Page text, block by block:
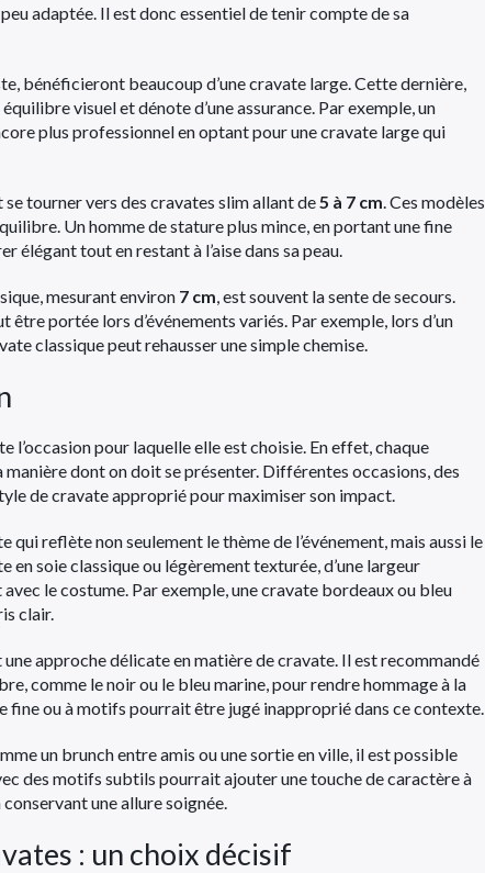
adaptée. Il est donc essentiel de tenir compte de sa
bénéficieront beaucoup d’une cravate large. Cette dernière,
visuel et dénote d’une assurance. Par exemple, un
plus professionnel en optant pour une cravate large qui
tourner vers des cravates slim allant de5 à 7 cm. Ces modèles
Un homme de stature plus mince, en portant une fine
élégant tout en restant à l’aise dans sa peau.
mesurant environ 7 cm, est souvent la sente de secours.
portée lors d’événements variés. Par exemple, lors d’un
classique peut rehausser une simple chemise.
pour laquelle elle est choisie. En effet, chaque
dont on doit se présenter. Différentes occasions, des
de cravate approprié pour maximiser son impact.
qui reflète non seulement le thème de l’événement, mais aussi le
en soie classique ou légèrement texturée, d’une largeur
le costume. Par exemple, une cravate bordeaux ou bleu
clair.
approche délicate en matière de cravate. Il est recommandé
comme le noir ou le bleu marine, pour rendre hommage à la
fine ou à motifs pourrait être jugé inapproprié dans ce contexte.
un brunch entre amis ou une sortie en ville, il est possible
des motifs subtils pourrait ajouter une touche de caractère à
une allure soignée.
: un choix décisif